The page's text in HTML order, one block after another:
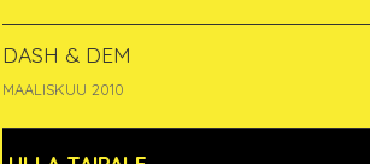
DASH & DEM
MAALISKUU 2010